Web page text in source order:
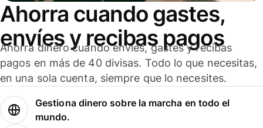
Ahorra cuando gastes,
envíes y recibas pagos
Ahorra dinero cuando envíes, gastes y recibas
pagos en más de 40 divisas. Todo lo que necesitas,
en una sola cuenta, siempre que lo necesites.
Gestiona dinero sobre la marcha en todo el
mundo.